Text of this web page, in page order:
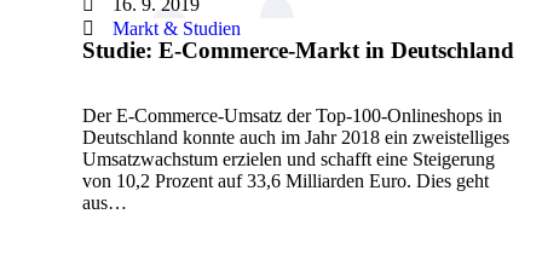
16. 9. 2019
Markt & Studien
Studie: E-Commerce-Markt in Deutschland
Der E-Commerce-Umsatz der Top-100-Onlineshops in
Deutschland konnte auch im Jahr 2018 ein zweistelliges
Umsatzwachstum erzielen und schafft eine Steigerung
von 10,2 Prozent auf 33,6 Milliarden Euro. Dies geht
aus…